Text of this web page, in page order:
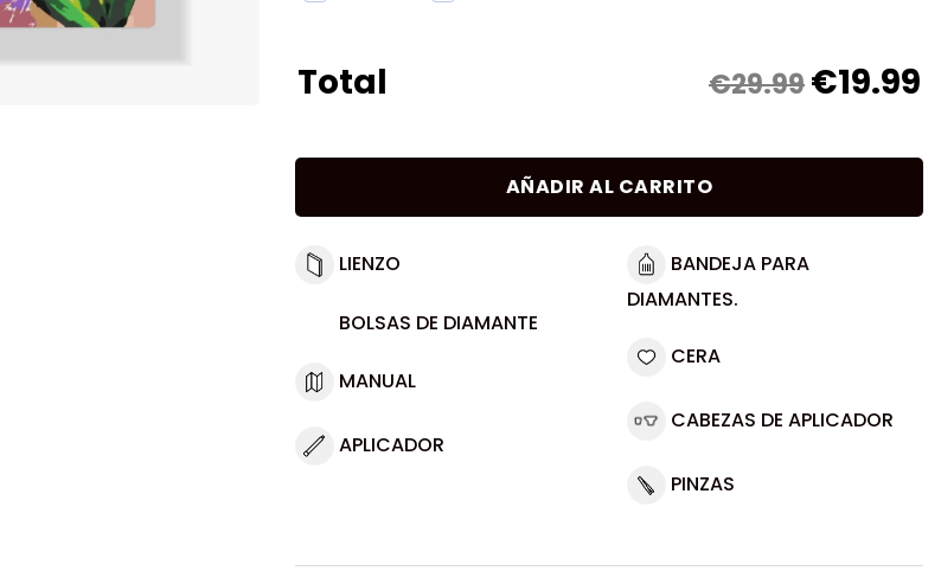
Total €29.99€19.99
AÑADIR AL CARRITO
LIENZO
BOLSAS DE DIAMANTE
MANUAL
APLICADOR
BANDEJA PARA
DIAMANTES.
CERA
CABEZAS DE APLICADOR
PINZAS